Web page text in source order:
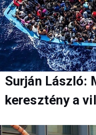
Surján László:
keresztény a